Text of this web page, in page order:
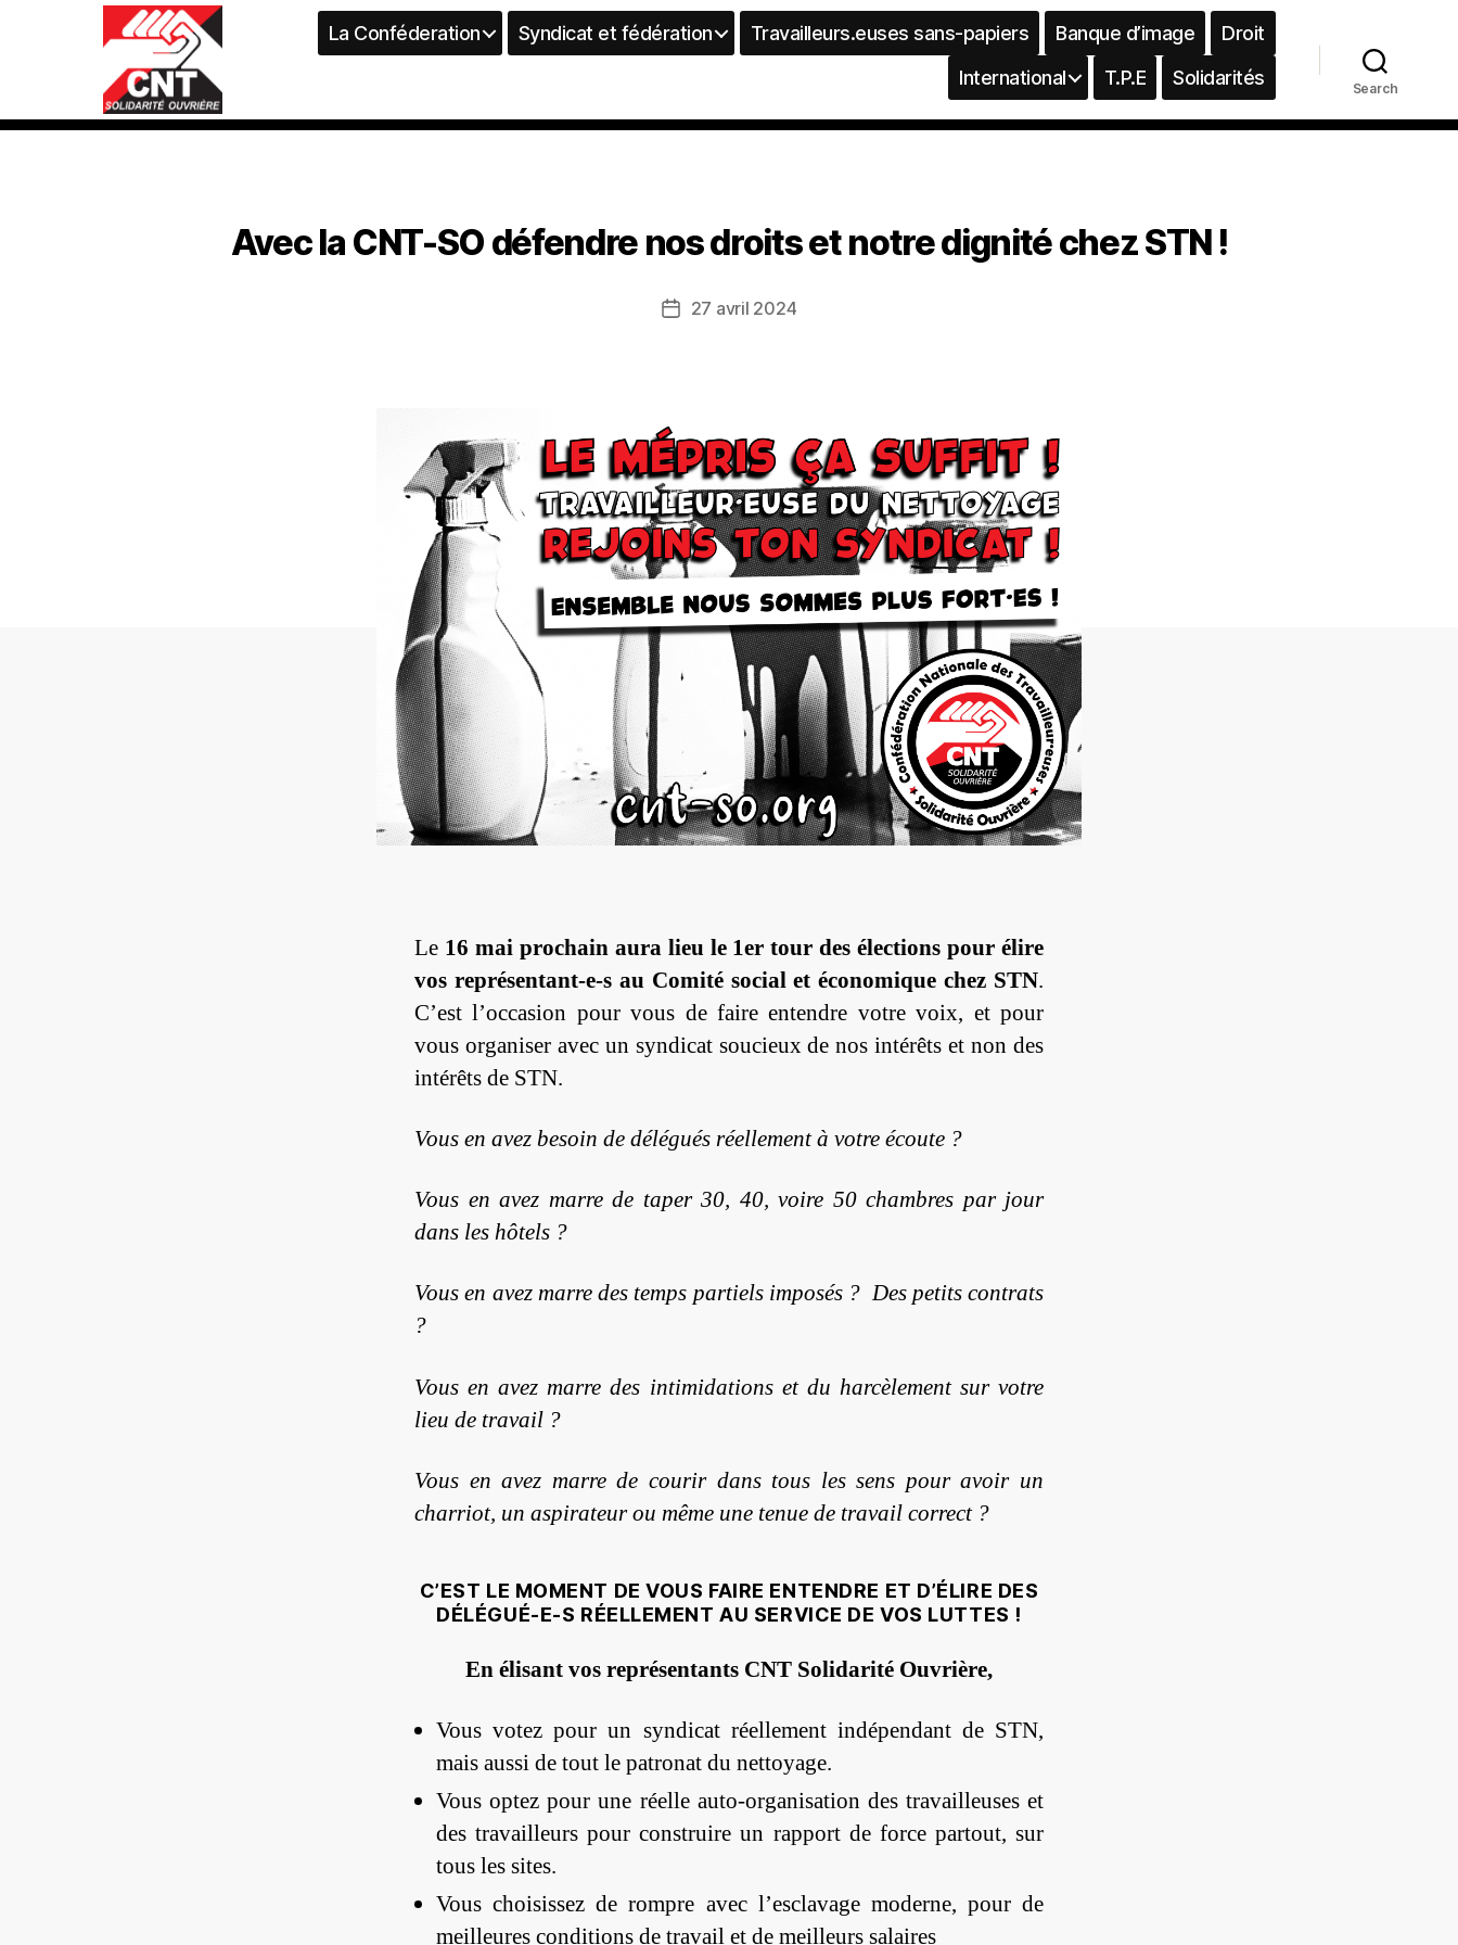
La Conféderation Syndicat et fédération Travailleurs.euses sans-papiers Banque d’image
Droit
International
T.P.E Solidarités Search
Avec la CNT-SO défendre nos droits et notre dignité chez STN !
Date27 avril 2024
Le 16 mai prochain aura lieu le 1er tour des élections pour élire
vos représentant-e-s au Comité social et économique chez STN.
C’est l’occasion pour vous de faire entendre votre voix, et pour
vous organiser avec un syndicat soucieux de nos intérêts et non des
intérêts de STN.
Vous en avez besoin de délégués réellement à votre écoute ?
Vous en avez marre de taper 30, 40, voire 50 chambres par jour
dans les hôtels ?
Vous en avez marre des temps partiels imposés ? Des petits contrats
?
Vous en avez marre des intimidations et du harcèlement sur votre
lieu de travail ?
Vous en avez marre de courir dans tous les sens pour avoir un
charriot, un aspirateur ou même une tenue de travail correct ?
C’EST LE MOMENT DE VOUS FAIRE ENTENDRE ET D’ÉLIRE DES
DÉLÉGUÉ-E-S RÉELLEMENT AU SERVICE DE VOS LUTTES !
En élisant vos représentants CNT Solidarité Ouvrière,
Vous votez pour un syndicat réellement indépendant de STN,
mais aussi de tout le patronat du nettoyage.
Vous optez pour une réelle auto-organisation des travailleuses et
des travailleurs pour construire un rapport de force partout, sur
tous les sites.
Vous choisissez de rompre avec l’esclavage moderne, pour de
meilleures conditions de travail et de meilleurs salaires